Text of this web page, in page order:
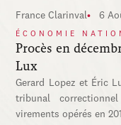
France Clarinval 6
ÉCONOMIE
Procès en
Lux
Gerard Lopez et Éric
tribunal
virements opérés en